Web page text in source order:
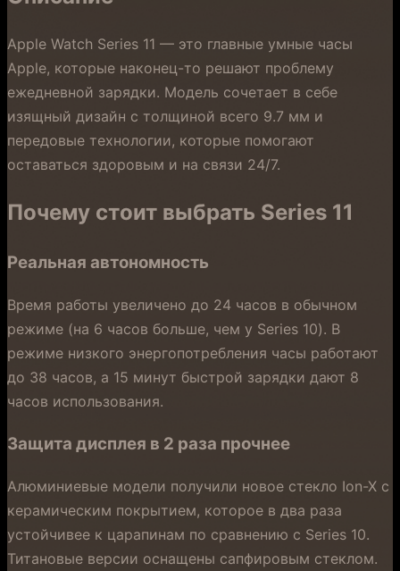
Apple Watch Series 11 — это главные умные часы
Apple, которые наконец-то решают проблему
ежедневной зарядки. Модель сочетает в себе
изящный дизайн с толщиной всего 9.7 мм и
передовые технологии, которые помогают
оставаться здоровым и на связи 24/7.
Почему стоит выбрать Series 11
Реальная автономность
Время работы увеличено до 24 часов в обычном
режиме (на 6 часов больше, чем у Series 10). В
режиме низкого энергопотребления часы работают
до 38 часов, а 15 минут быстрой зарядки дают 8
часов использования.
Защита дисплея в 2 раза прочнее
Алюминиевые модели получили новое стекло Ion-X с
керамическим покрытием, которое в два раза
устойчивее к царапинам по сравнению с Series 10.
Титановые версии оснащены сапфировым стеклом.